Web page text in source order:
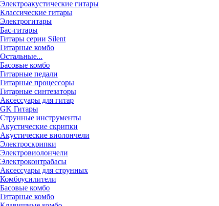
Электроакустические гитары
Классические гитары
Электрогитары
Бас-гитары
Гитары серии Silent
Гитарные комбо
Остальные...
Басовые комбо
Гитарные педали
Гитарные процессоры
Гитарные синтезаторы
Аксессуары для гитар
GK Гитары
Струнные инструменты
Акустические скрипки
Акустические виолончели
Электроскрипки
Электровиолончели
Электроконтрабасы
Аксессуары для струнных
Комбоусилители
Басовые комбо
Гитарные комбо